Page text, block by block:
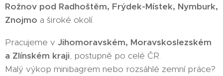
Rožnov pod Radhoštěm, Frýdek-Místek, Nymburk,
Znojmo a široké okolí.
Pracujeme v Jihomoravském, Moravskoslezském
a Zlínském kraji, postupně po celé ČR.
Malý výkop minibagrem nebo rozsáhlé zemní práce?